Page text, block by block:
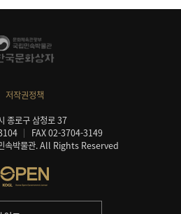
저작권정책
종로구 삼청로 37
FAX 02-3704-3149
박물관. All Rights Reserved